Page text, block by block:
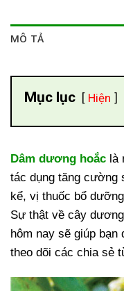
MÔ TẢ
Mục lục Hiện
Dâm dương hoắc là
tác dụng tăng cường
kể, vị thuốc bổ
Sự thật về cây
hôm nay sẽ giúp
theo dõi các chia sẻ